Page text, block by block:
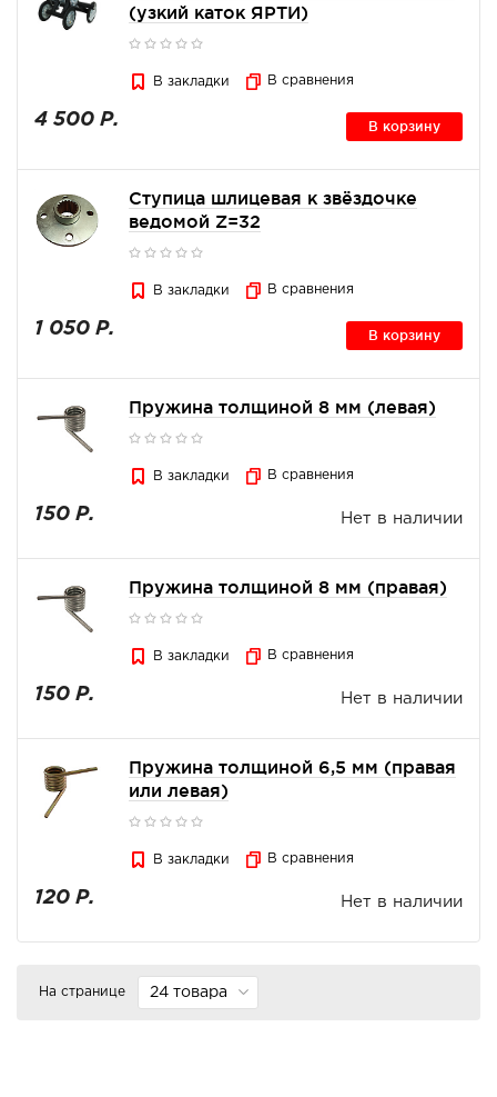
(узкий каток ЯРТИ)
В закладки В сравнения
4 500 Р. В корзину
Ступица шлицевая к звёздочке
ведомой Z=32
В закладки В сравнения
1 050 Р. В корзину
Пружина толщиной 8 мм (левая)
В закладки В сравнения
150 Р. Нет в наличии
Пружина толщиной 8 мм (правая)
В закладки В сравнения
150 Р. Нет в наличии
Пружина толщиной 6,5 мм (правая
или левая)
В закладки В сравнения
120 Р. Нет в наличии
На странице 24 товара